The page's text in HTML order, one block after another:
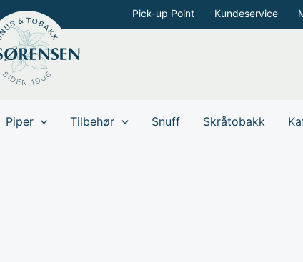
Pick-up Point Kundeservice
Piper Tilbehør Snuff Skråtobakk